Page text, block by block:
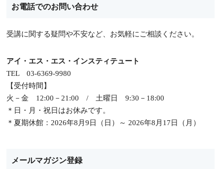
お電話でのお問い合わせ
受講に関する疑問や不安など、お気軽にご相談ください。
アイ・エス・エス・インスティテュート
TEL 03-6369-9980
【受付時間】
火－金 12:00－21:00 / 土曜日 9:30－18:00
＊日・月・祝日はお休みです。
＊夏期休館：2026年8月9日（日）～ 2026年8月17日（月）
メールマガジン登録